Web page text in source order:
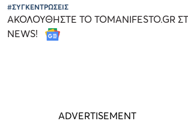
#ΣΥΓΚΕΝΤΡΩΣΕΙΣ
ΑΚΟΛΟΥΘΗΣΤΕ ΤΟ TOMANIFESTO.GR
NEWS!